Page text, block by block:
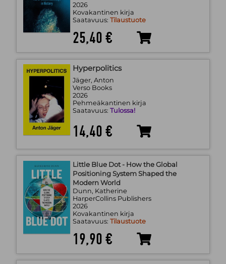
2026
Kovakantinen kirja
Saatavuus: Tilaustuote
25,40 €
Hyperpolitics
Jäger, Anton
Verso Books
2026
Pehmeäkantinen kirja
Saatavuus: Tulossa!
14,40 €
Little Blue Dot - How the Global
Positioning System Shaped the
Modern World
Dunn, Katherine
HarperCollins Publishers
2026
Kovakantinen kirja
Saatavuus: Tilaustuote
19,90 €